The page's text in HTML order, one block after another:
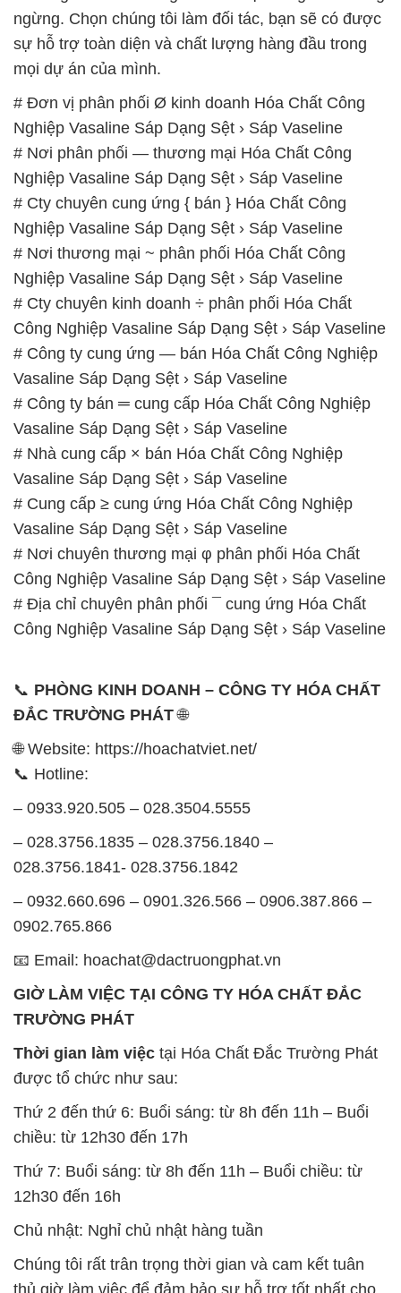
ngừng. Chọn chúng tôi làm đối tác, bạn sẽ có được
sự hỗ trợ toàn diện và chất lượng hàng đầu trong
mọi dự án của mình.
# Đơn vị phân phối Ø kinh doanh Hóa Chất Công
Nghiệp Vasaline Sáp Dạng Sệt › Sáp Vaseline
# Nơi phân phối — thương mại Hóa Chất Công
Nghiệp Vasaline Sáp Dạng Sệt › Sáp Vaseline
# Cty chuyên cung ứng { bán } Hóa Chất Công
Nghiệp Vasaline Sáp Dạng Sệt › Sáp Vaseline
# Nơi thương mại ~ phân phối Hóa Chất Công
Nghiệp Vasaline Sáp Dạng Sệt › Sáp Vaseline
# Cty chuyên kinh doanh ÷ phân phối Hóa Chất
Công Nghiệp Vasaline Sáp Dạng Sệt › Sáp Vaseline
# Công ty cung ứng — bán Hóa Chất Công Nghiệp
Vasaline Sáp Dạng Sệt › Sáp Vaseline
# Công ty bán ═ cung cấp Hóa Chất Công Nghiệp
Vasaline Sáp Dạng Sệt › Sáp Vaseline
# Nhà cung cấp × bán Hóa Chất Công Nghiệp
Vasaline Sáp Dạng Sệt › Sáp Vaseline
# Cung cấp ≥ cung ứng Hóa Chất Công Nghiệp
Vasaline Sáp Dạng Sệt › Sáp Vaseline
# Nơi chuyên thương mại φ phân phối Hóa Chất
Công Nghiệp Vasaline Sáp Dạng Sệt › Sáp Vaseline
# Địa chỉ chuyên phân phối ¯ cung ứng Hóa Chất
Công Nghiệp Vasaline Sáp Dạng Sệt › Sáp Vaseline
📞 PHÒNG KINH DOANH – CÔNG TY HÓA CHẤT
ĐẮC TRƯỜNG PHÁT🌐
🌐 Website: https://hoachatviet.net/
📞 Hotline:
– 0933.920.505 – 028.3504.5555
– 028.3756.1835 – 028.3756.1840 –
028.3756.1841- 028.3756.1842
– 0932.660.696 – 0901.326.566 – 0906.387.866 –
0902.765.866
📧 Email: hoachat@dactruongphat.vn
GIỜ LÀM VIỆC TẠI CÔNG TY HÓA CHẤT ĐẮC
TRƯỜNG PHÁT
Thời gian làm việc tại Hóa Chất Đắc Trường Phát
được tổ chức như sau:
Thứ 2 đến thứ 6: Buổi sáng: từ 8h đến 11h – Buổi
chiều: từ 12h30 đến 17h
Thứ 7: Buổi sáng: từ 8h đến 11h – Buổi chiều: từ
12h30 đến 16h
Chủ nhật: Nghỉ chủ nhật hàng tuần
Chúng tôi rất trân trọng thời gian và cam kết tuân